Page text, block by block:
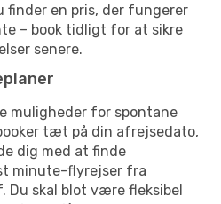
en pris, der fungerer
– book tidligt for at sikre
senere.
muligheder for spontane
tæt på din afrejsedato,
dig med at finde
minute-flyrejser fra
Du skal blot være fleksibel